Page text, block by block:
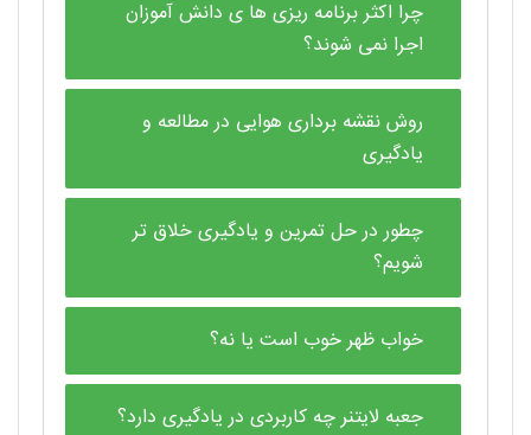
چرا اکثر برنامه ریزی ها ی دانش آموزان
اجرا نمی شوند؟
روش نقشه برداری هوایی در مطالعه و
یادگیری
چطور در حل تمرین و یادگیری خلاق تر
شویم؟
خواب ظهر خوب است یا نه؟
جعبه لایتنر چه کاربردی در یادگیری دارد؟